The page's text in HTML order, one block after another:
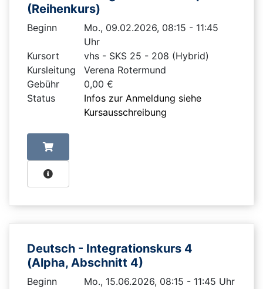
(Reihenkurs)
Beginn
Mo., 09.02.2026, 08:15 - 11:45
Uhr
Kursort
vhs - SKS 25 - 208 (Hybrid)
Kursleitung
Verena Rotermund
Gebühr
0,00 €
Status
Infos zur Anmeldung siehe
Kursausschreibung
Deutsch - Integrationskurs 4
(Alpha, Abschnitt 4)
Beginn
Mo., 15.06.2026, 08:15 - 11:45 Uhr